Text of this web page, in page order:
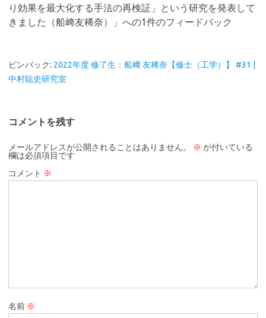
り効果を最大化する手法の再検証」という研究を発表して
きました（船﨑友稀奈）
」への1件のフィードバック
ピンバック: 2022年度 修了生：船﨑 友稀奈【修士（工学）】 #31 |
中村聡史研究室
コメントを残す
メールアドレスが公開されることはありません。 ※ が付いている
欄は必須項目です
コメント ※
名前 ※